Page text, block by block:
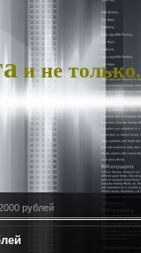
и не только.
рублей